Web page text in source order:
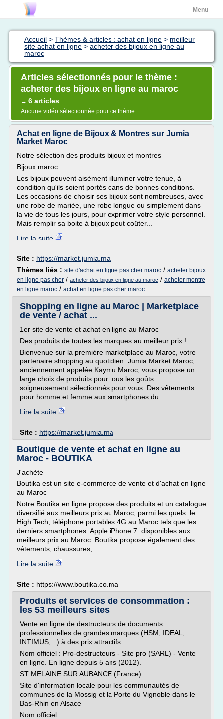
Menu
Accueil > Thèmes & articles : achat en ligne > meilleur
site achat en ligne > acheter des bijoux en ligne au
maroc
Articles sélectionnés pour le thème :
acheter des bijoux en ligne au maroc
→ 6 articles
Aucune vidéo sélectionnée pour ce thème
Achat en ligne de Bijoux & Montres sur Jumia
Market Maroc
Notre sélection des produits bijoux et montres
Bijoux maroc
Les bijoux peuvent aisément illuminer votre tenue, à
condition qu'ils soient portés dans de bonnes conditions.
Les occasions de choisir ses bijoux sont nombreuses, avec
une robe de mariée, une robe longue ou simplement dans
la vie de tous les jours, pour exprimer votre style personnel.
Mais remplir sa boite à bijoux peut coûter...
Lire la suite
Site : https://market.jumia.ma
Thèmes liés : site d'achat en ligne pas cher maroc / acheter bijoux
en ligne pas cher / acheter des bijoux en ligne au maroc / acheter montre
en ligne maroc / achat en ligne pas cher maroc
Shopping en ligne au Maroc | Marketplace
de vente / achat ...
1er site de vente et achat en ligne au Maroc
Des produits de toutes les marques au meilleur prix !
Bienvenue sur la première marketplace au Maroc, votre
partenaire shopping au quotidien. Jumia Market Maroc,
anciennement appelée Kaymu Maroc, vous propose un
large choix de produits pour tous les goûts
soigneusement sélectionnés pour vous. Des vêtements
pour homme et femme aux smartphones du...
Lire la suite
Site : https://market.jumia.ma
Boutique de vente et achat en ligne au
Maroc - BOUTIKA
J'achète
Boutika est un site e-commerce de vente et d'achat en ligne
au Maroc
Notre Boutika en ligne propose des produits et un catalogue
diversifié aux meilleurs prix au Maroc, parmi les quels: le
High Tech, téléphone portables 4G au Maroc tels que les
derniers smartphones Apple iPhone 7 disponibles aux
meilleurs prix au Maroc. Boutika propose également des
vétements, chaussures,...
Lire la suite
Site : https://www.boutika.co.ma
Produits et services de consommation :
les 53 meilleurs sites
Vente en ligne de destructeurs de documents
professionnelles de grandes marques (HSM, IDEAL,
INTIMUS,...) à des prix attractifs.
Nom officiel : Pro-destructeurs - Site pro (SARL) - Vente
en ligne. En ligne depuis 5 ans (2012).
ST MELAINE SUR AUBANCE (France)
Site d'information locale pour les communautés de
communes de la Mossig et la Porte du Vignoble dans le
Bas-Rhin en Alsace
Nom officiel :...